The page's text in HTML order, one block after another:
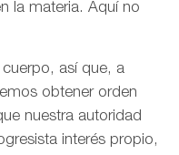
la materia. Aquí no
así que, a
obtener orden
nuestra autoridad
interés propio,